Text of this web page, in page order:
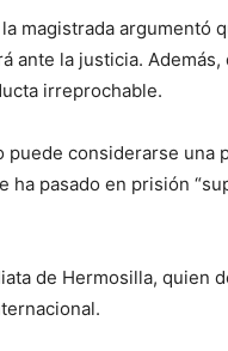
magistrada argumentó
ante la justicia. Además,
irreprochable.
puede considerarse una
ha pasado en prisión
de Hermosilla, quien